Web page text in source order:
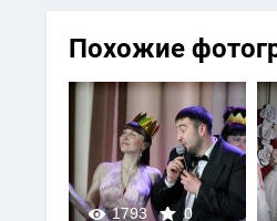
Похожие
1793
0